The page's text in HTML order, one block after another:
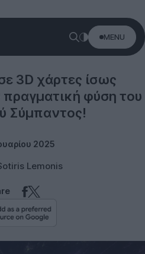
MENU
3D χάρτες ίσως
φύση του
Σύμπαντος!
2025
Lemonis